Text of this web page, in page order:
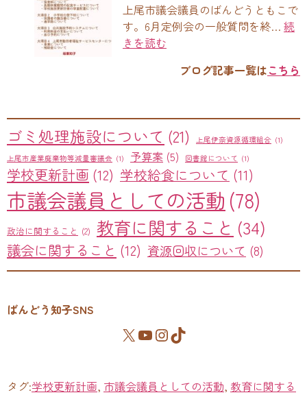
上尾市議会議員のばんどうともこで
す。6月定例会の一般質問を終… 続
きを読む
ブログ記事一覧はこちら
ゴミ処理施設について (21) 上尾伊奈資源循環組合 (1)
上尾市産業廃棄物等減量審議会 (1) 予算案 (5) 図書館について (1)
学校更新計画 (12) 学校給食について (11)
市議会議員としての活動 (78)
政治に関すること (2) 教育に関すること (34)
議会に関すること (12) 資源回収について (8)
ばんどう知子SNS
タグ:学校更新計画, 市議会議員としての活動, 教育に関する